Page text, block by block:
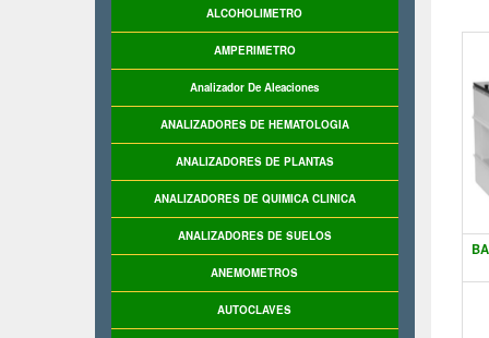
ALCOHOLIMETRO
AMPERIMETRO
Analizador De Aleaciones
ANALIZADORES DE HEMATOLOGIA
ANALIZADORES DE PLANTAS
ANALIZADORES DE QUIMICA CLINICA
ANALIZADORES DE SUELOS
ANEMOMETROS
AUTOCLAVES